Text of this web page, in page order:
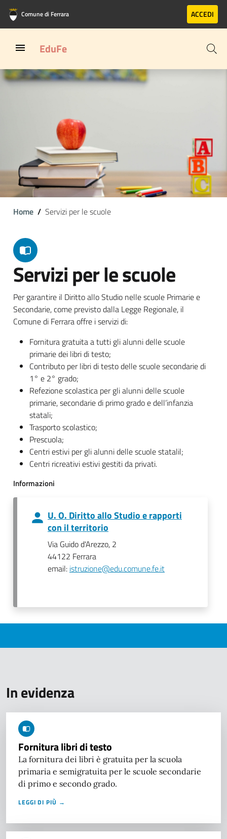
Vai al contenuto principale
Vai al footer
Comune di Ferrara ACCEDI
EduFe
Home Servizi per le scuole
Servizi per le scuole
Per garantire il Diritto allo Studio nelle scuole Primarie e
Secondarie, come previsto dalla Legge Regionale, il
Comune di Ferrara offre i servizi di:
Fornitura gratuita a tutti gli alunni delle scuole
primarie dei libri di testo;
Contributo per libri di testo delle scuole secondarie di
1° e 2° grado;
Refezione scolastica per gli alunni delle scuole
primarie, secondarie di primo grado e dell’infanzia
statali;
Trasporto scolastico;
Prescuola;
Centri estivi per gli alunni delle scuole statalil;
Centri ricreativi estivi gestiti da privati.
Informazioni
U. O. Diritto allo Studio e rapporti
con il territorio
Via Guido d'Arezzo, 2
44122 Ferrara
email: istruzione@edu.comune.fe.it
In evidenza
Fornitura libri di testo
La fornitura dei libri è gratuita per la scuola
primaria e semigratuita per le scuole secondarie
di primo e secondo grado.
LEGGI DI PIÙ →